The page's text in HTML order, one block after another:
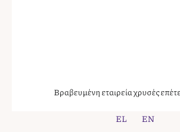
Βραβευμένη εταιρεία χρυσές
EL EN